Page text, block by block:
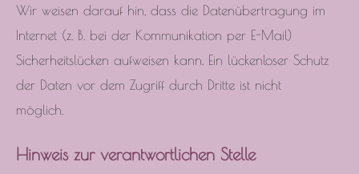
Wir weisen darauf hin, dass die Datenübertragung im
Internet (z. B. bei der Kommunikation per E-Mail)
Sicherheitslücken aufweisen kann. Ein lückenloser Schutz
der Daten vor dem Zugriff durch Dritte ist nicht
möglich.
Hinweis zur verantwortlichen Stelle